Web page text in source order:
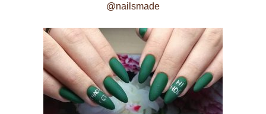
@nailsmade